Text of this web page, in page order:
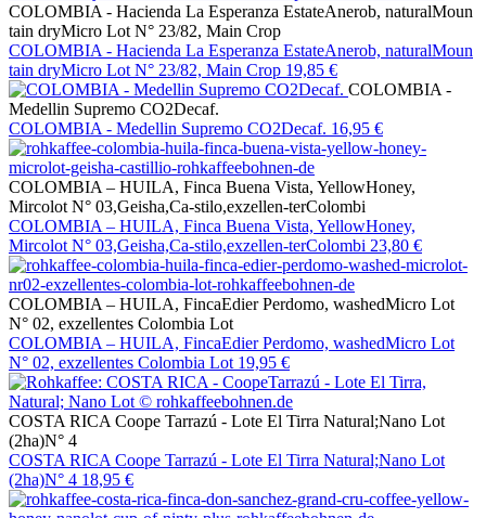
COLOMBIA - Hacienda La Esperanza EstateAnerob, naturalMoun
tain dryMicro Lot N° 23/82, Main Crop
COLOMBIA - Hacienda La Esperanza EstateAnerob, naturalMoun
tain dryMicro Lot N° 23/82, Main Crop 19,85 €
COLOMBIA -
Medellin Supremo CO2Decaf.
COLOMBIA - Medellin Supremo CO2Decaf. 16,95 €
COLOMBIA – HUILA, Finca Buena Vista, YellowHoney,
Mircolot N° 03,Geisha,Ca-stilo,exzellen-terColombi
COLOMBIA – HUILA, Finca Buena Vista, YellowHoney,
Mircolot N° 03,Geisha,Ca-stilo,exzellen-terColombi 23,80 €
COLOMBIA – HUILA, FincaEdier Perdomo, washedMicro Lot
N° 02, exzellentes Colombia Lot
COLOMBIA – HUILA, FincaEdier Perdomo, washedMicro Lot
N° 02, exzellentes Colombia Lot 19,95 €
COSTA RICA Coope Tarrazú - Lote El Tirra Natural;Nano Lot
(2ha)N° 4
COSTA RICA Coope Tarrazú - Lote El Tirra Natural;Nano Lot
(2ha)N° 4 18,95 €